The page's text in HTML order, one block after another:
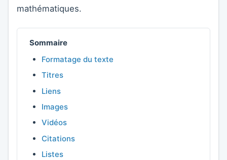
mathématiques.
Sommaire
Formatage du texte
Titres
Liens
Images
Vidéos
Citations
Listes